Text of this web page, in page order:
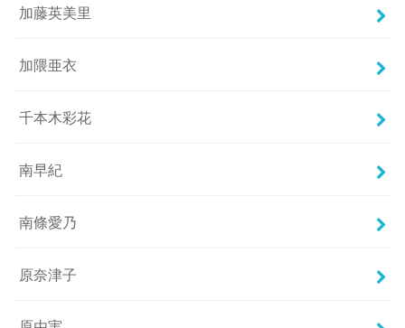
加藤英美里
加隈亜衣
千本木彩花
南早紀
南條愛乃
原奈津子